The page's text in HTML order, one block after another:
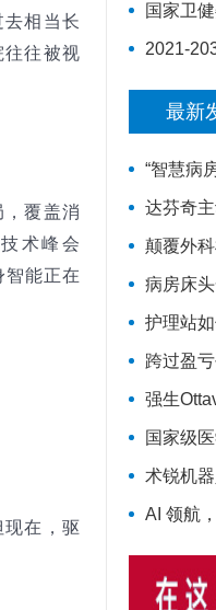
相当长
往被视
覆盖消
术峰会
智能正在
在，驱
国家卫健委等15
2021-2035
最新
“智慧病房”
达芬奇主动降本！
颠覆外科机器人！
病房床头一
护理站如何建？怎
跨过盈亏平衡点：
强生
国家级医学培训在
术锐机器人科创板
AI 领航，数